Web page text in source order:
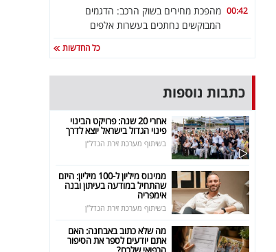
00:42 מהפכת מחירים בשוק הרכב: הדגמים
המבוקשים נחתכים בעשרות אלפים
כל החדשות
כתבות נוספות
אחרי 20 שנה: פרויקט הבינוי
פינוי הגדול בישראל יוצא לדרך
בשיתוף מערכת זירת הנדל"ן
ממינוס מיליון ל-100 מיליון: היזם
שהתחיל במודעה בעיתון ובנה
אימפריה
בשיתוף מערכת זירת הנדל"ן
מה שלא כתוב באבחנה: האם
אתם יודעים לספר את הסיפור